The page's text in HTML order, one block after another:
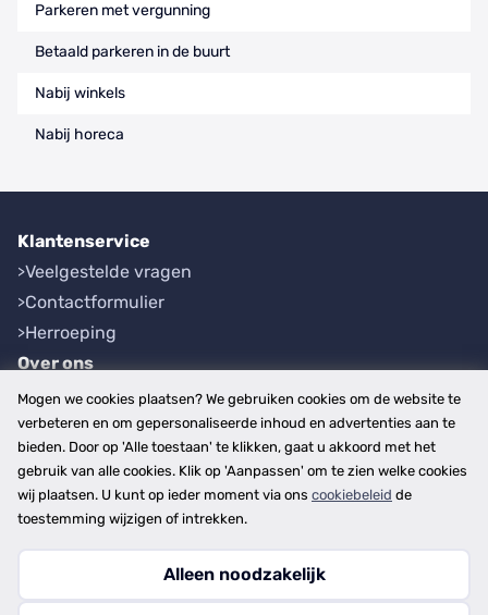
Parkeren met vergunning
Betaald parkeren in de buurt
Nabij winkels
Nabij horeca
Klantenservice
Veelgestelde vragen
Contactformulier
Herroeping
Over ons
Bedrijfsgegevens
Werkwijze
Overzichten
Plaatsen
Provincies
Copyright © 2026
Mogen we cookies plaatsen? We gebruiken cookies om de website te
verbeteren en om gepersonaliseerde inhoud en advertenties aan te
bieden. Door op 'Alle toestaan' te klikken, gaat u akkoord met het
gebruik van alle cookies. Klik op 'Aanpassen' om te zien welke cookies
wij plaatsen. U kunt op ieder moment via ons cookiebeleid de
toestemming wijzigen of intrekken.
Alleen noodzakelijk